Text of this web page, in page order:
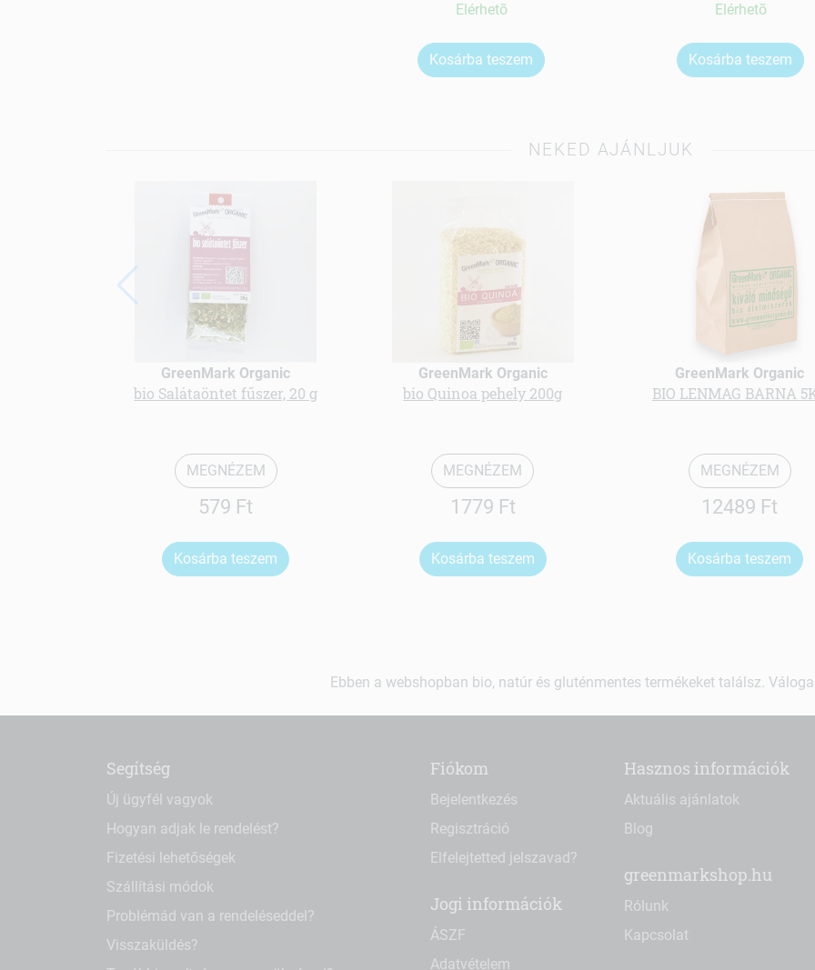
Elérhetõ
Kosárba teszem
Elérhetõ
Kosárba teszem
NEKED AJÁNLJUK
GreenMark Organic
bio Salátaöntet fűszer, 20 g
MEGNÉZEM
579 Ft
Kosárba teszem
GreenMark Organic
bio Quinoa pehely 200g
MEGNÉZEM
1779 Ft
Kosárba teszem
GreenMark Organic
BIO LENMAG BARNA
MEGNÉZEM
12489 Ft
Kosárba teszem
Ebben a webshopban bio, natúr és gluténmentes termékeket találsz.
Segítség
Új ügyfél vagyok
Hogyan adjak le rendelést?
Fizetési lehetőségek
Szállítási módok
Problémád van a rendeléseddel?
Visszaküldés?
Fiókom
Bejelentkezés
Regisztráció
Elfelejtetted jelszavad?
Jogi információk
ÁSZF
Adatvételem
Hasznos információk
Aktuális ajánlatok
Blog
greenmarkshop.hu
Rólunk
Kapcsolat